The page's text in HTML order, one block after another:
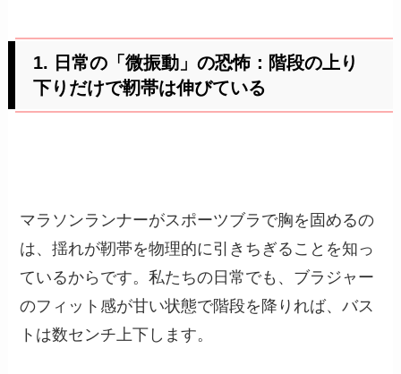
1. 日常の「微振動」の恐怖：階段の上り
下りだけで靭帯は伸びている
マラソンランナーがスポーツブラで胸を固めるの
は、揺れが靭帯を物理的に引きちぎることを知っ
ているからです。私たちの日常でも、ブラジャー
のフィット感が甘い状態で階段を降りれば、バス
トは数センチ上下します。